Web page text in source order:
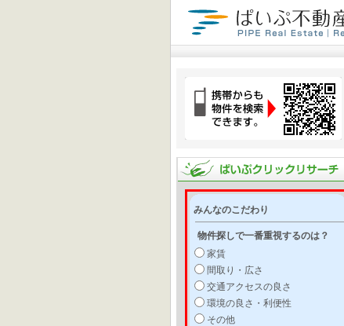
みんなのこだわり
物件探しで一番重視するのは？
家賃
間取り・広さ
交通アクセスの良さ
環境の良さ・利便性
その他